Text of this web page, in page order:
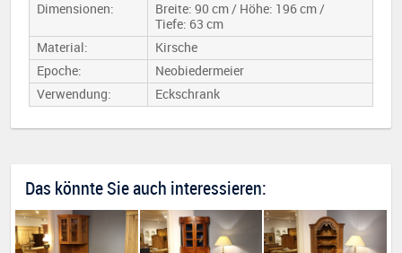
Dimensionen:
Breite: 90 cm / Höhe: 196 cm /
Tiefe: 63 cm
Material:
Kirsche
Epoche:
Neobiedermeier
Verwendung:
Eckschrank
Das könnte Sie auch interessieren: